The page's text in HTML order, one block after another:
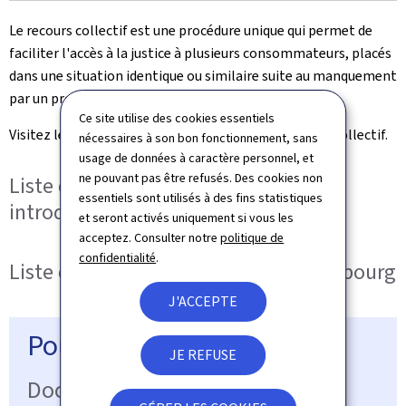
Ce site utilise des cookies essentiels
nécessaires à son bon fonctionnement, sans
usage de données à caractère personnel, et
ne pouvant pas être refusés. Des cookies non
essentiels sont utilisés à des fins statistiques
et seront activés uniquement si vous les
acceptez. Consulter notrepolitique de
confidentialité.
J'ACCEPTE
JE REFUSE
Le recours collectif est une procédure unique qui permet de
faciliter l'accès à la justice à plusieurs consommateurs, placés
dans une situation identique ou similaire suite au manquement
par un professionnel à ses obligations légales.
Visitez le
site dédiépour en savoir plus sur le recours collectif.
Liste des entités qualifiées, pouvant
introduire un recours collectif
Liste des recours collectifs au Luxembourg
Pour en savoir plus
Documents